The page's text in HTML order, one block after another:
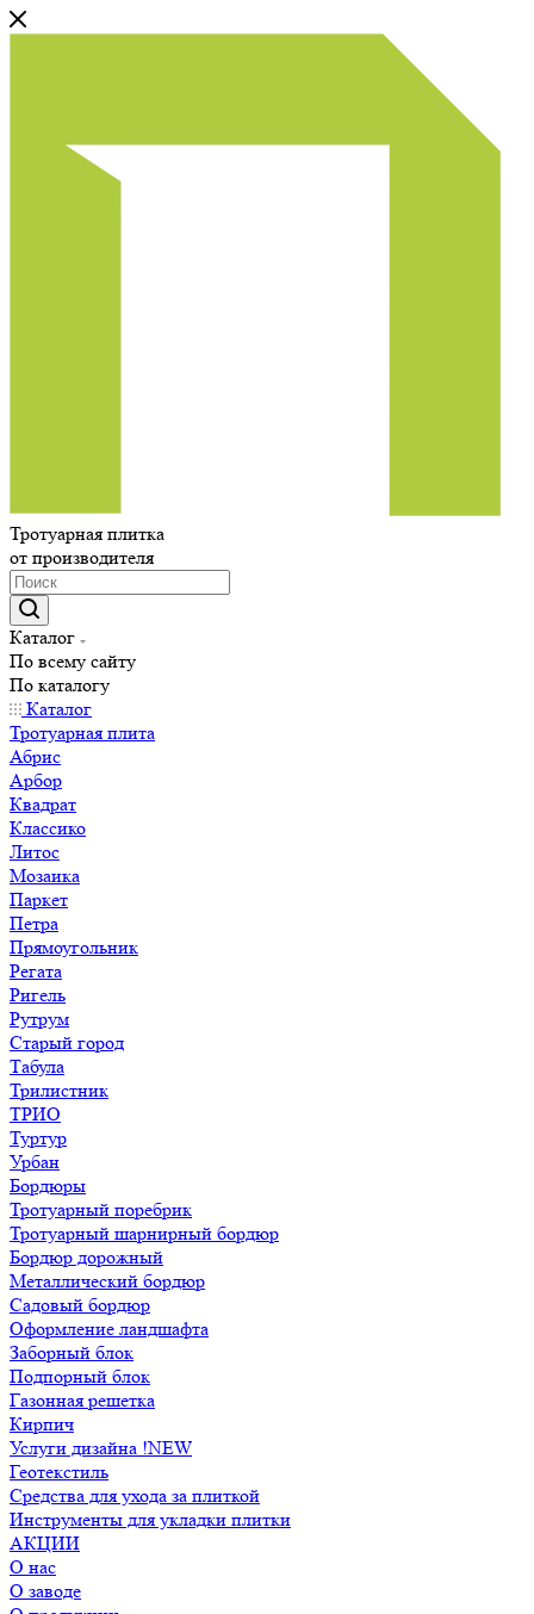
Тротуарная плитка
от производителя
Каталог
По всему сайту
По каталогу
Каталог
Тротуарная плита
Абрис
Арбор
Квадрат
Классико
Литос
Мозаика
Паркет
Петра
Прямоугольник
Регата
Ригель
Рутрум
Старый город
Табула
Трилистник
ТРИО
Туртур
Урбан
Бордюры
Тротуарный поребрик
Тротуарный шарнирный бордюр
Бордюр дорожный
Металлический бордюр
Садовый бордюр
Оформление ландшафта
Заборный блок
Подпорный блок
Газонная решетка
Кирпич
Услуги дизайна !NEW
Геотекстиль
Средства для ухода за плиткой
Инструменты для укладки плитки
АКЦИИ
О нас
О заводе